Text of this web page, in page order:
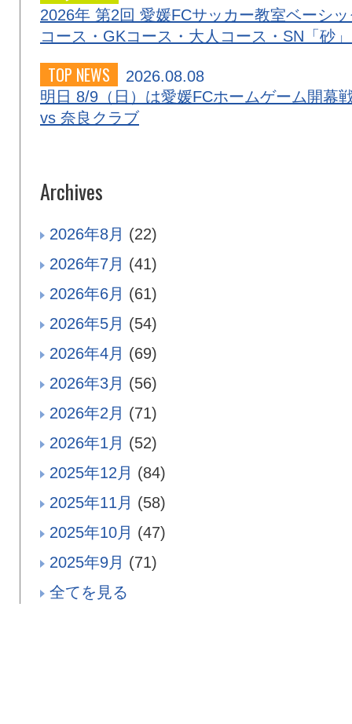
2026年 第2回 愛媛FCサッカー教室ベーシッ
コース・GKコース・大人コース・SN「砂
TOP NEWS
2026.08.08
明日 8/9（日）は愛媛FCホームゲーム開幕
vs 奈良クラブ
Archives
2026年8月 (22)
2026年7月 (41)
2026年6月 (61)
2026年5月 (54)
2026年4月 (69)
2026年3月 (56)
2026年2月 (71)
2026年1月 (52)
2025年12月 (84)
2025年11月 (58)
2025年10月 (47)
2025年9月 (71)
全てを見る